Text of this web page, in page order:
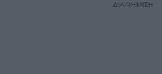
ΔΙΑΦΗΜΙΣΗ